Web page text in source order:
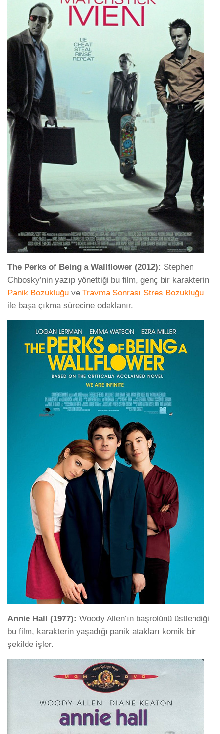
The Perks of Being a Wallflower (2012): Stephen
Chbosky’nin yazıp yönettiği bu film, genç bir karakterin
Panik Bozukluğu ve Travma Sonrası Stres Bozukluğu
ile başa çıkma sürecine odaklanır.
Annie Hall (1977): Woody Allen’ın başrolünü üstlendiği
bu film, karakterin yaşadığı panik atakları komik bir
şekilde işler.